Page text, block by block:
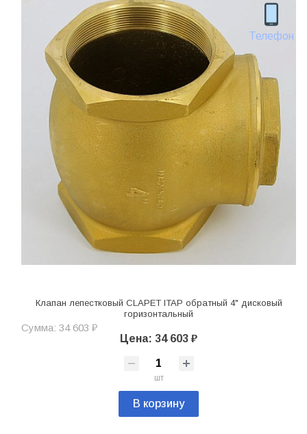
Телефон
Клапан лепестковый CLAPET ITAP обратный 4" дисковый
горизонтальный
Сумма: 34 603 ₽
Цена: 34 603 ₽
шт
В корзину